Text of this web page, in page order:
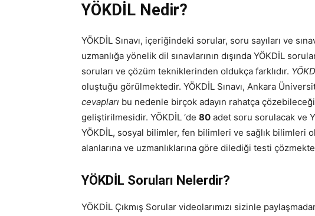
YÖKDİL Nedir?
YÖKDİL Sınavı, içeriğindeki sorular, soru sayıları ve
uzmanlığa yönelik dil sınavlarının dışında YÖKDİL
soruları ve çözüm tekniklerinden oldukça farklıdır.
oluştuğu görülmektedir. YÖKDİL Sınavı, Ankara
cevapları bu nedenle birçok adayın rahatça çözebileceği
geliştirilmesidir. YÖKDİL ‘de 80 adet soru sorulacak ve
YÖKDİL, sosyal bilimler, fen bilimleri ve sağlık bilimleri
alanlarına ve uzmanlıklarına göre dilediği testi
YÖKDİL Soruları Nelerdir?
YÖKDİL Çıkmış Sorular videolarımızı sizinle